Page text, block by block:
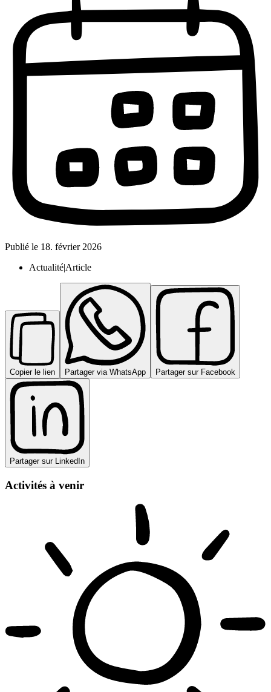
Publié le 18. février 2026
Actualité|Article
Copier le lien Partager via WhatsApp Partager sur Facebook
Partager sur LinkedIn
Activités à venir